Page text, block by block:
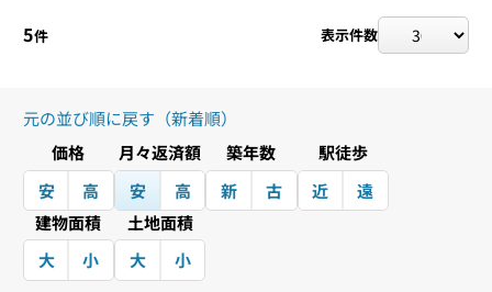
5件 表示件数
元の並び順に戻す（新着順）
価格
安
高
月々返済額
安
高
築年数
新
古
駅徒歩
近
遠
建物面積
大
小
土地面積
大
小